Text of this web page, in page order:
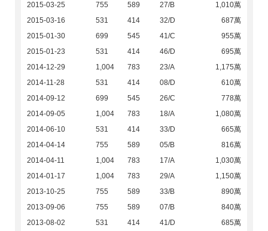
2015-03-25
755 589 27/B
1,010萬
2015-03-16
531 414 32/D
687萬
2015-01-30
699 545 41/C
955萬
2015-01-23
531 414 46/D
695萬
2014-12-29
1,004 783 23/A
1,175萬
2014-11-28
531 414 08/D
610萬
2014-09-12
699 545 26/C
778萬
2014-09-05
1,004 783 18/A
1,080萬
2014-06-10
531 414 33/D
665萬
2014-04-14
755 589 05/B
816萬
2014-04-11
1,004 783 17/A
1,030萬
2014-01-17
1,004 783 29/A
1,150萬
2013-10-25
755 589 33/B
890萬
2013-09-06
755 589 07/B
840萬
2013-08-02
531 414 41/D
685萬